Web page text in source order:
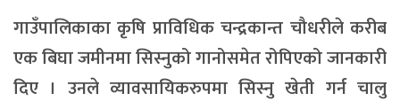
गाउँपालिकाका कृषि प्राविधिक चन्द्रकान्त चौधरीले करीब
एक बिघा जमीनमा सिस्नुको गानोसमेत रोपिएको जानकारी
दिए । उनले व्यावसायिकरुपमा सिस्नु खेती गर्न चालु